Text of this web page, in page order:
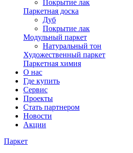
Покрытие лак
Паркетная доска
Дуб
Покрытие лак
Модульный паркет
Натуральный тон
Художественный паркет
Паркетная химия
О нас
Где купить
Сервис
Проекты
Стать партнером
Новости
Акции
Паркет